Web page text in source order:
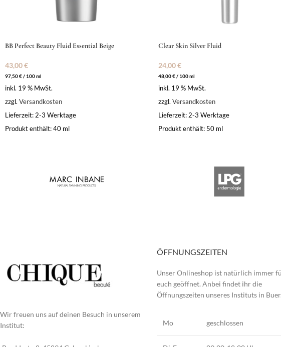
BB Perfect Beauty Fluid Essential Beige
43,00€
97,50€/ 100ml
inkl. 19 % MwSt.
zzgl. Versandkosten
Lieferzeit: 2-3 Werktage
Produkt enthält: 40 ml
Clear Skin Silver Fluid
24,00€
48,00€/ 100 ml
inkl. 19 % MwSt.
zzgl. Versandkosten
Lieferzeit: 2-3 Werktage
Produkt enthält: 50 ml
Wir freuen uns auf deinen Besuch in unserem
Institut:
ÖFFNUNGSZEITEN
Unser Onlineshop ist natürlich immer
euch geöffnet. Anbei findet ihr die
Öffnungszeiten unseres Instituts in Buer.
Mo geschlossen